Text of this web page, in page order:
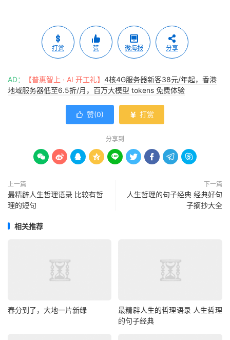
打赏 赞 微海报 分享
AD： 【普惠智上 · AI 开工礼】 4核4G服务器新客38元/年起，香港
地域服务器低至6.5折/月，百万大模型 tokens 免费体验
 赞(0)  打赏
分享到
        
上一篇
最精辟人生哲理语录 比较有哲
理的短句
下一篇
人生哲理的句子经典 经典好句
子摘抄大全
相关推荐
春分到了，大地一片新绿
最精辟人生的哲理语录 人生哲理
的句子经典